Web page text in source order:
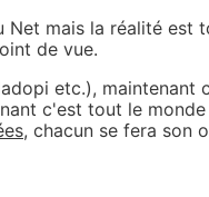
mais la réalité est
de vue.
etc.), maintenant
c'est tout le
, chacun se fera son